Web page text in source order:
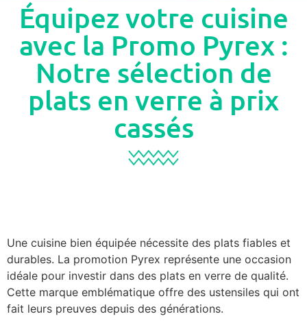
Équipez votre cuisine
avec la Promo Pyrex :
Notre sélection de
plats en verre à prix
cassés
Une cuisine bien équipée nécessite des plats fiables et
durables. La promotion Pyrex représente une occasion
idéale pour investir dans des plats en verre de qualité.
Cette marque emblématique offre des ustensiles qui ont
fait leurs preuves depuis des générations.